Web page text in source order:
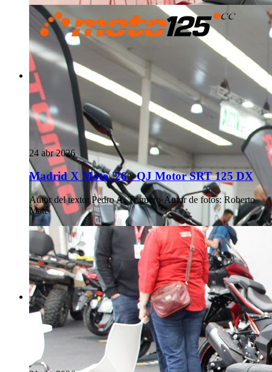
24 abr 2026
Madrid X Moto '26 - QJ Motor SRT 125 DX
Autor del texto: Pedro A. Triguero·Autor de fotos: Roberto
Maté